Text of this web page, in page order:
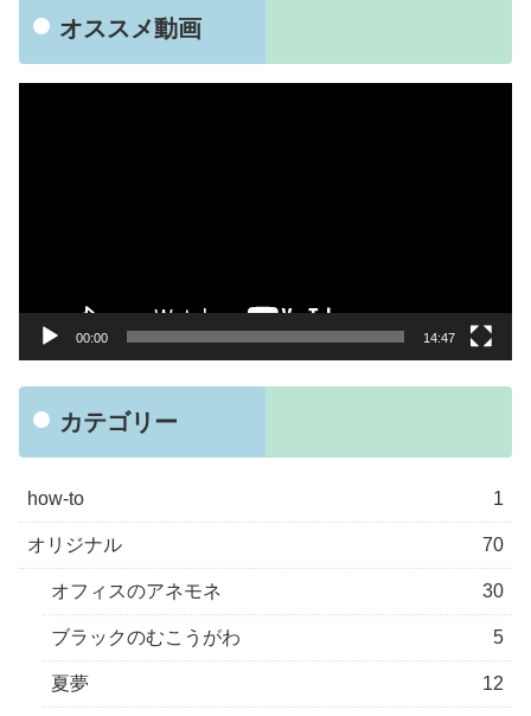
オススメ動画
00:00 14:47
カテゴリー
how-to 1
オリジナル 70
オフィスのアネモネ 30
ブラックのむこうがわ 5
夏夢 12